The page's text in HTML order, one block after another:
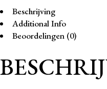
katoen
aantal
Beschrijving
Additional Info
Beoordelingen (0)